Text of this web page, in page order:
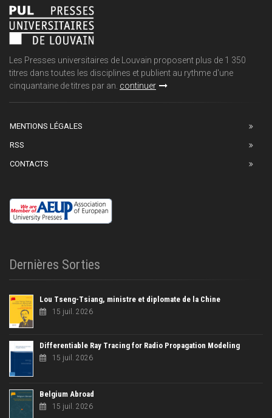
Les Presses universitaires de Louvain proposent plus de 1 350
titres dans toutes les disciplines et publient au rythme d'une
cinquantaine de titres par an. continuer
MENTIONS LÉGALES
RSS
CONTACTS
Dernières Sorties
Lou Tseng-Tsiang, ministre et diplomate de la Chine
15 juil. 2026
Differentiable Ray Tracing for Radio Propagation Modeling
15 juil. 2026
Belgium Abroad
15 juil. 2026